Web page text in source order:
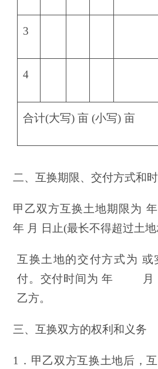
3
4
合计(大写) 亩 (小写) 亩
二、互换期限、交付方式和
甲乙双方互换土地期限为
年 月 日止(最长不得超过土地
互换土地的交付方式为 或
付。交付时间为 年
乙方。
三、互换双方的权利和义务
1．甲乙双方互换土地后，